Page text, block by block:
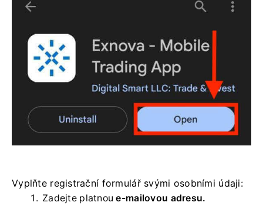
Vyplňte registrační formulář svými osobními údaji:
Zadejte platnoue-mailovou adresu.